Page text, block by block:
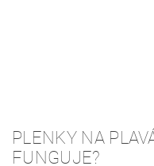
PLENKY NA
FUNGUJE?